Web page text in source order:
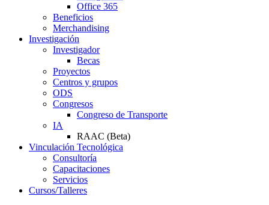
Office 365
Beneficios
Merchandising
Investigación
Investigador
Becas
Proyectos
Centros y grupos
ODS
Congresos
Congreso de Transporte
IA
RAAC (Beta)
Vinculación Tecnológica
Consultoría
Capacitaciones
Servicios
Cursos/Talleres